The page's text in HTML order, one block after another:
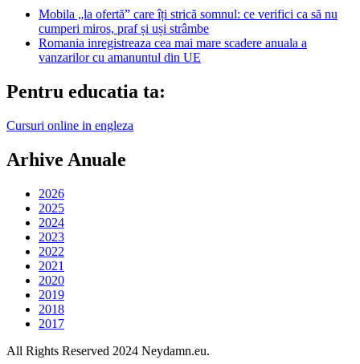
Mobila „la ofertă” care îți strică somnul: ce verifici ca să nu
cumperi miros, praf și uși strâmbe
Romania inregistreaza cea mai mare scadere anuala a
vanzarilor cu amanuntul din UE
Pentru educatia ta:
Cursuri online in engleza
Arhive Anuale
2026
2025
2024
2023
2022
2021
2020
2019
2018
2017
All Rights Reserved 2024 Neydamn.eu.